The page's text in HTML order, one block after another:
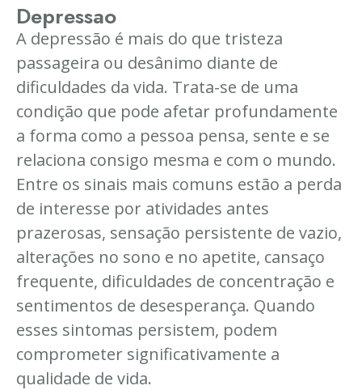
Depressao
A depressão é mais do que tristeza
passageira ou desânimo diante de
dificuldades da vida. Trata-se de uma
condição que pode afetar profundamente
a forma como a pessoa pensa, sente e se
relaciona consigo mesma e com o mundo.
Entre os sinais mais comuns estão a perda
de interesse por atividades antes
prazerosas, sensação persistente de vazio,
alterações no sono e no apetite, cansaço
frequente, dificuldades de concentração e
sentimentos de desesperança. Quando
esses sintomas persistem, podem
comprometer significativamente a
qualidade de vida.